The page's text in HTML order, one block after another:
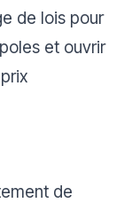
de lois pour
et ouvrir
de